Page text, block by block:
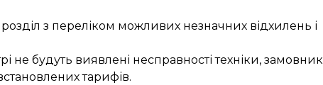
розділ з переліком можливих незначних відхилень і
не будуть виявлені несправності техніки, замовник
тарифів.